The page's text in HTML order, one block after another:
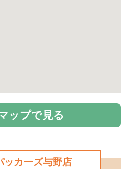
ップで見る
ッカーズ与野店